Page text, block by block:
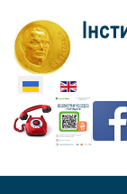
Оберіть свою мову